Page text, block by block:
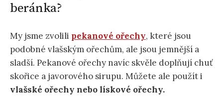
beránka?
My jsme zvolili pekanové ořechy, které jsou
podobné vlašským ořechům, ale jsou jemnější a
sladší. Pekanové ořechy navíc skvěle doplňují chuť
skořice a javorového sirupu. Můžete ale použít i
vlašské ořechy nebo lískové ořechy.